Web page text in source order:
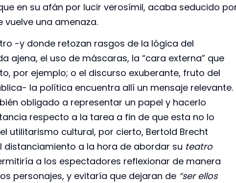
en su afán por lucir verosímil, acaba seducido
vuelve una amenaza.
-y donde retozan rasgos de la lógica del
ajena, el uso de máscaras, la “cara externa” que
por ejemplo; o el discurso exuberante, fruto del
la política encuentra allí un mensaje relevante.
obligado a representar un papel y hacerlo
respecto a la tarea a fin de que esta no lo
utilitarismo cultural, por cierto, Bertold Brecht
a la hora de abordar su teatro
a los espectadores reflexionar de manera
personajes, y evitaría que dejaran de “ser ellos